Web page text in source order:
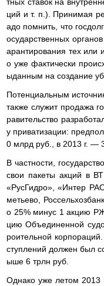
ций и т. п.). Принимая
адо помнить, что
осударственных
арантирования тех или
о уже фактически
ыданным на создание
Потенциальным
также служит продажа
равительство
у приватизации:
0 млрд руб., в 2013 г. —
В частности,
свои пакеты акций в
«РусГидро», «Интер
метьево,
о 25% минус 1 акцию
цию Объединенной
роительной
ступлений должен был
ыше 6 трлн руб.
Однако уже летом 2013